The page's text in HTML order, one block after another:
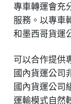
專車轉運會充
服務。以專車
和墨西哥貨運
可以合作提供
國內貨運公司
國內貨運公司
運輸模式自然